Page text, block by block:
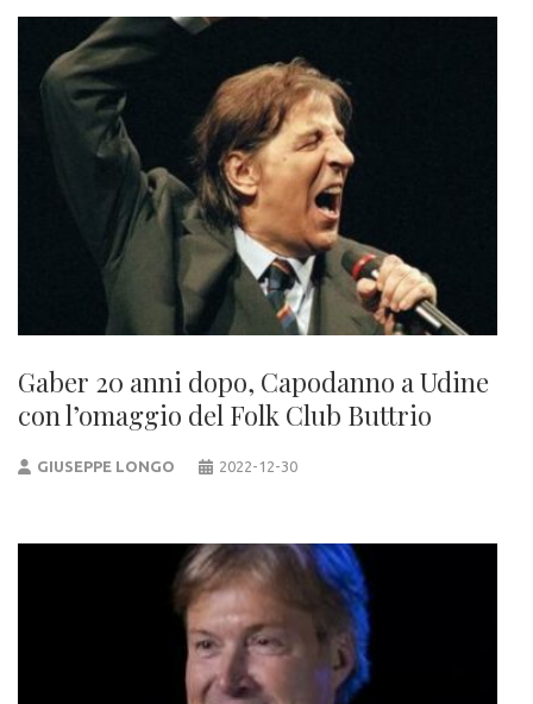
Gaber 20 anni dopo, Capodanno a Udine
con l’omaggio del Folk Club Buttrio
GIUSEPPE LONGO 2022-12-30